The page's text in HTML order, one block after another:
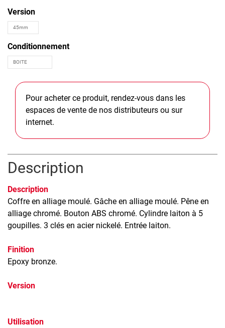
Version
Conditionnement
Pour acheter ce produit, rendez-vous dans les
espaces de vente de nos distributeurs ou sur
internet.
Description
Description
Coffre en alliage moulé. Gâche en alliage moulé. Pêne en
alliage chromé. Bouton ABS chromé. Cylindre laiton à 5
goupilles. 3 clés en acier nickelé. Entrée laiton.
Finition
Epoxy bronze.
Version
Utilisation